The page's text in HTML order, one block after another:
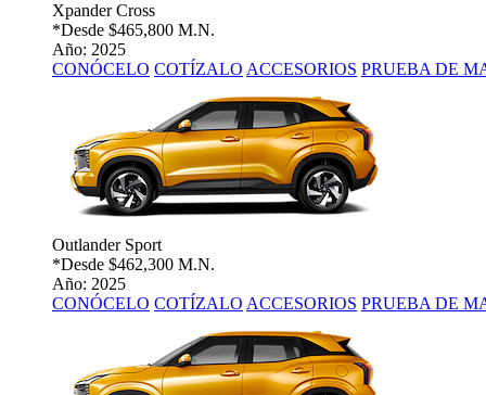
Xpander Cross
*Desde $465,800 M.N.
Año: 2025
CONÓCELO COTÍZALO ACCESORIOS PRUEBA DE
Outlander Sport
*Desde $462,300 M.N.
Año: 2025
CONÓCELO COTÍZALO ACCESORIOS PRUEBA DE